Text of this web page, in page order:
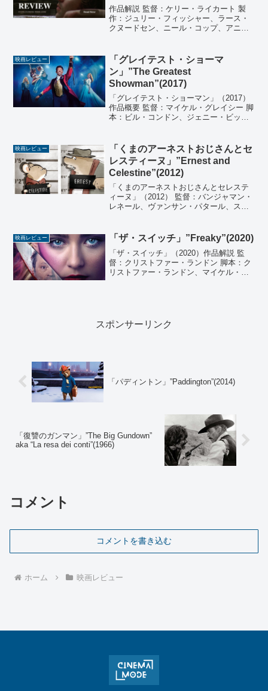
作品解説 監督：ケリー・ライカート 製
作：ジュリー・フィッシャー、ラース・
クヌードセン、ニール・コップ、アニシ
ド・ヘインズ、マイク・S・ライアン、ラ
ジェン・サビアーニ...
映画レビュー
「グレイテスト・ショーマ
ン」”The Greatest
Showman”(2017)
「グレイテスト・ショーマン」（2017）
作品概要 監督：マイケル・グレイシー 脚
本：ビル・コンドン、ジェニー・ビック
ン、ジェンノ・トッピング 製作総指揮：
ジェームズ・...
映画レビュー
「くまのアーネストおじさんとセ
レスティーヌ」”Ernest and
Celestine”(2012)
「くまのアーネストおじさんとセレステ
ィーヌ」（2012） 監督：バンジャマン・
レネール、ヴァンサン・パタール、ステ
作：ディディエ・ブリュネール 出演：ラ
ンベール・ウ...
映画レビュー 「ザ・スイッチ」”Freaky”(2020)
「ザ・スイッチ」（2020）作品解説 監
督：クリストファー・ランドン 脚本：ク
リストファー・ランドン、マイケル・ケ
スポンサーリンク
「パディントン」”Paddington”(2014)
「復讐のガンマン」”The Big Gundown”
aka “La resa dei conti”(1966)
コメント
コメントを書き込む
ホーム 映画レビュー